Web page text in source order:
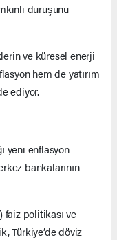
duruşunu
ve küresel enerji
hem de yatırım
ediyor.
yeni enflasyon
bankalarının
faiz politikası ve
Türkiye’de döviz